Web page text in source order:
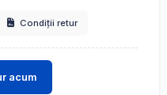
Condiții retur
acum